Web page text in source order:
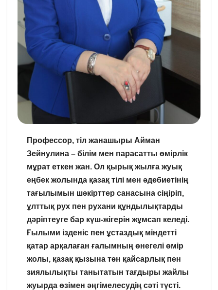
Профессор, тіл жанашыры Айман
Зейнулина – білім мен парасатты өмірлік
мұрат еткен жан. Ол қырық жылға жуық
еңбек жолында қазақ тілі мен әдебиетінің
тағылымын шәкірттер санасына сіңіріп,
ұлттық рух пен рухани құндылықтарды
дәріптеуге бар күш-жігерін жұмсап келеді.
Ғылыми ізденіс пен ұстаздық міндетті
қатар арқалаған ғалымның өнегелі өмір
жолы, қазақ қызына тән қайсарлық пен
зиялылықты танытатын тағдыры жайлы
жуырда өзімен әңгімелесудің сәті түсті.